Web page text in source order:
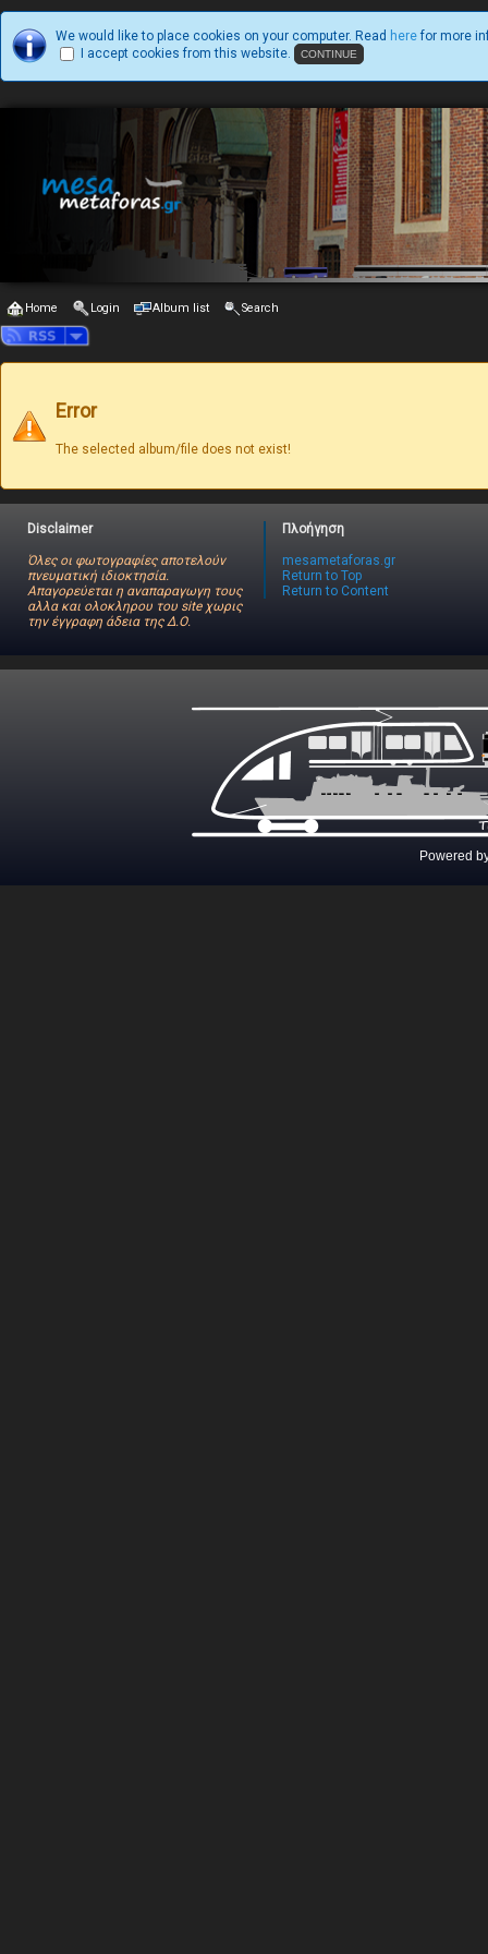
We would like to place cookies on your computer. Read here for more
I accept cookies from this website.
Home Login Album list Search
Error
The selected album/file does not exist!
Disclaimer
Όλες οι φωτογραφίες αποτελούν
πνευματική ιδιοκτησία.
Απαγορεύεται η αναπαραγωγη τους
αλλα και ολοκληρου του site χωρις
την έγγραφη άδεια της Δ.Ο.
Πλοήγηση
mesametaforas.gr
Return to Top
Return to Content
Powered